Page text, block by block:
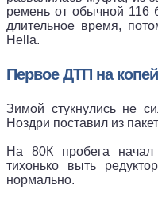
ремень от обычной 116
длительное время,
Hella.
Первое ДТП на
Зимой стукнулись не
Ноздри поставил из
На 80К пробега начал
тихонько выть
нормально.